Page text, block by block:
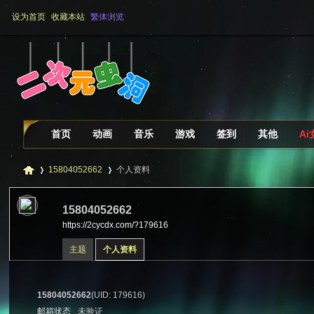
设为首页 收藏本站 繁体浏览
首页 动画 音乐 游戏 签到 其他 Ai
15804052662
›
个人资料
15804052662
https://2cycdx.com/?179616
主题 个人资料
15804052662(UID: 179616)
邮箱状态
未验证